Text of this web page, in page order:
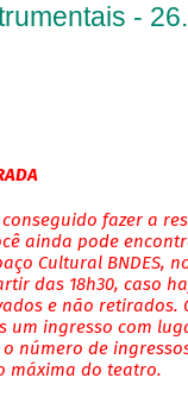
-
fazer a
ainda pode
Cultural BNDES,
das 18h30, caso
e não retirados.
um ingresso com
número de
máxima do teatro.